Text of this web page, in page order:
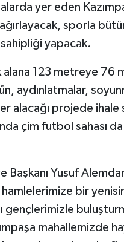
yer eden
sporla
yapacak.
alana 123 metreye 76
aydınlatmalar,
alacağı projede ihale
çim futbol sahası
Başkanı Yusuf
bir
gençlerimizle
mahallemizde